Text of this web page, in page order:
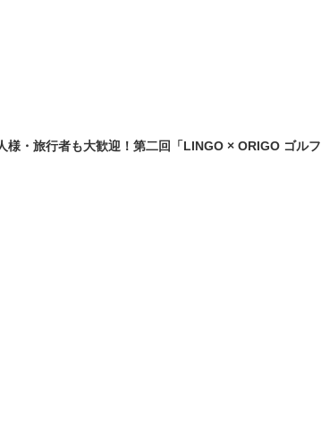
様・旅行者も大歓迎！第二回「LINGO × ORIGO ゴルフ